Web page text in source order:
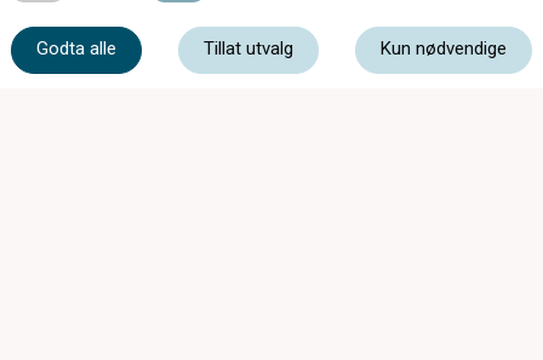
32 75 29 55
Godta alle Tillat utvalg Kun nødvendige